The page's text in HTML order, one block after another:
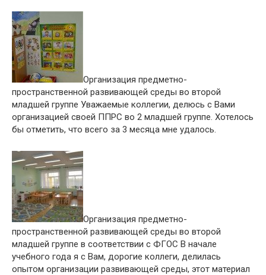
Организация предметно-
пространственной развивающей среды во второй
младшей группе Уважаемые коллегии, делюсь с Вами
организацией своей ППРС во 2 младшей группе. Хотелось
бы отметить, что всего за 3 месяца мне удалось.
Организация предметно-
пространственной развивающей среды во второй
младшей группе в соответствии с ФГОС В начале
учебного года я с Вам, дорогие коллеги, делилась
опытом организации развивающей среды, этот материал